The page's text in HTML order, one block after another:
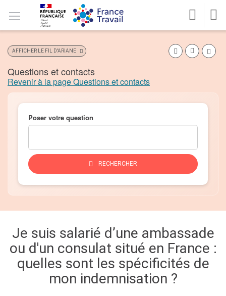
menu
contenu
principal
pied
de
Version
malvoyants
contrastée
MENU
AFFICHER LE FIL D'ARIANE Imprimer
Questions et contacts
Revenir à la page Questions et contacts
Poser votre question
RECHERCHER
VOTRE
Je suis salarié d’une ambassade
ou d'un consulat situé en France :
quelles sont les spécificités de
mon indemnisation ?